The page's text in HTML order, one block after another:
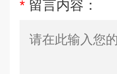
* 留言内容：